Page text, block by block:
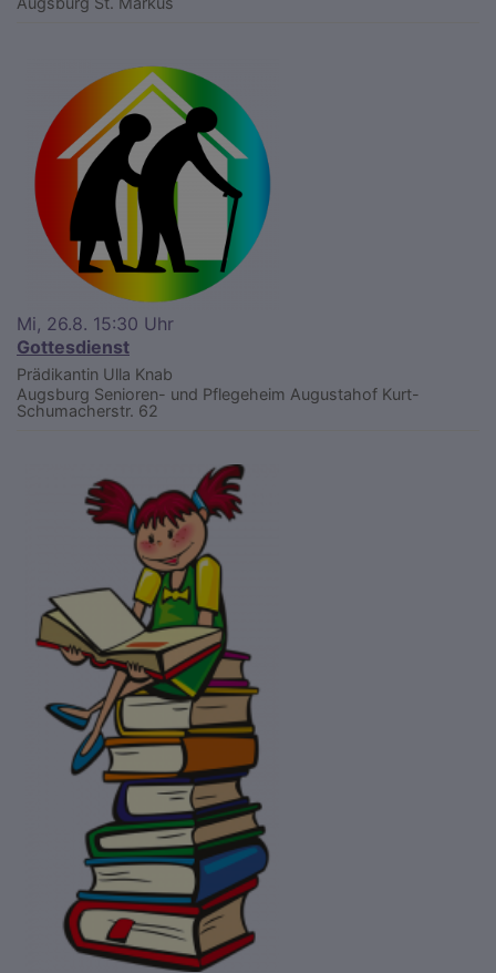
Mi, 26.8. 15:30 Uhr
Gottesdienst
Prädikantin Ulla Knab
Augsburg Senioren- und Pflegeheim Augustahof Kurt-
Schumacherstr. 62